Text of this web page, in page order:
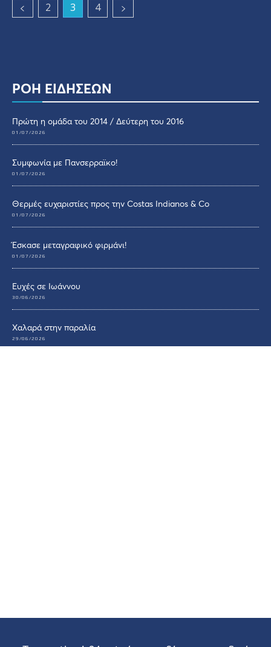
2 3 4
ΡΟΗ ΕΙΔΗΣΕΩΝ
Πρώτη η ομάδα του 2014 / Δεύτερη του 2016
01/07/2026
Συμφωνία με Πανσερραϊκο!
01/07/2026
Θερμές ευχαριστίες προς την Costas Indianos & Co
01/07/2026
Έσκασε μεταγραφικό φιρμάνι!
01/07/2026
Ευχές σε Ιωάννου
30/06/2026
Χαλαρά στην παραλία
29/06/2026